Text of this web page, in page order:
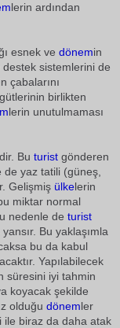
lerin ardından
esnek ve dönemin
sistemlerini de
çabalarını
birlikten
lerin unutulmaması
Bu turist gönderen
yaz tatili (güneş,
Gelişmiş ülkelerin
miktar normal
nedenle de turist
Bu yaklaşımla
bu da kabul
Yapılabilecek
süresini iyi tahmin
koyacak şekilde
olduğu dönemler
ile biraz da daha atak